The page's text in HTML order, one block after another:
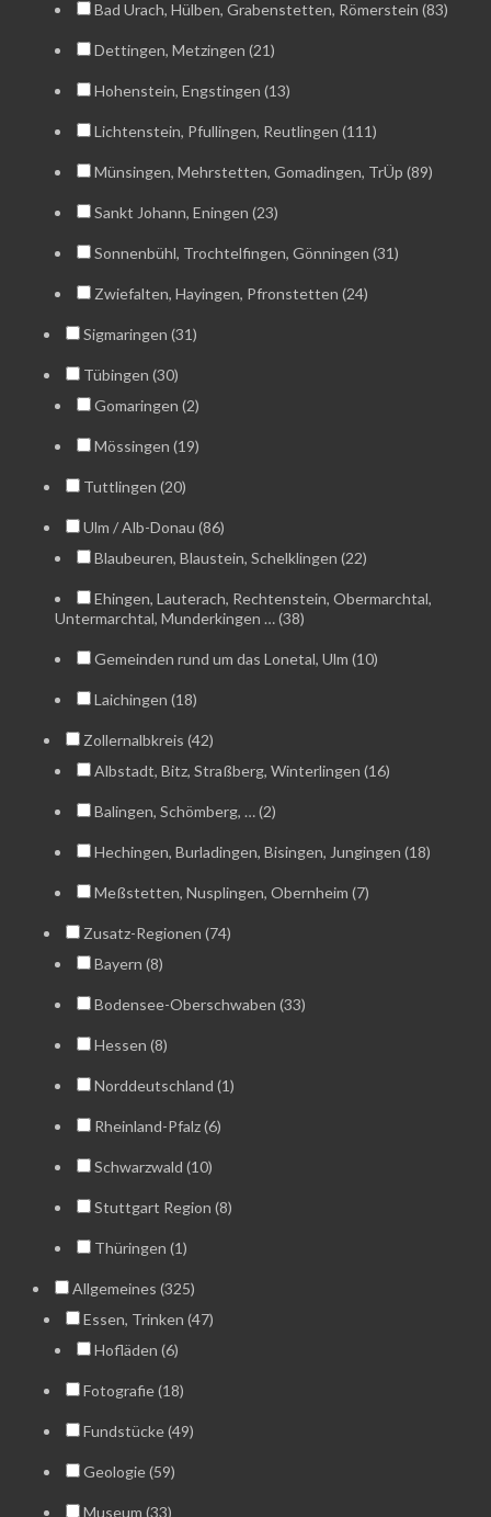
Bad Urach, Hülben, Grabenstetten, Römerstein (83)
Dettingen, Metzingen (21)
Hohenstein, Engstingen (13)
Lichtenstein, Pfullingen, Reutlingen (111)
Münsingen, Mehrstetten, Gomadingen, TrÜp (89)
Sankt Johann, Eningen (23)
Sonnenbühl, Trochtelfingen, Gönningen (31)
Zwiefalten, Hayingen, Pfronstetten (24)
Sigmaringen (31)
Tübingen (30)
Gomaringen (2)
Mössingen (19)
Tuttlingen (20)
Ulm / Alb-Donau (86)
Blaubeuren, Blaustein, Schelklingen (22)
Ehingen, Lauterach, Rechtenstein, Obermarchtal,
Untermarchtal, Munderkingen … (38)
Gemeinden rund um das Lonetal, Ulm (10)
Laichingen (18)
Zollernalbkreis (42)
Albstadt, Bitz, Straßberg, Winterlingen (16)
Balingen, Schömberg, … (2)
Hechingen, Burladingen, Bisingen, Jungingen (18)
Meßstetten, Nusplingen, Obernheim (7)
Zusatz-Regionen (74)
Bayern (8)
Bodensee-Oberschwaben (33)
Hessen (8)
Norddeutschland (1)
Rheinland-Pfalz (6)
Schwarzwald (10)
Stuttgart Region (8)
Thüringen (1)
Allgemeines (325)
Essen, Trinken (47)
Hofläden (6)
Fotografie (18)
Fundstücke (49)
Geologie (59)
Museum (33)